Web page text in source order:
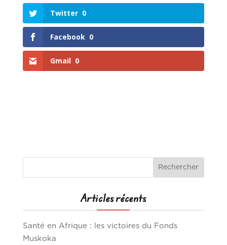
Twitter 0
Facebook 0
Gmail 0
Articles récents
Santé en Afrique : les victoires du Fonds
Muskoka